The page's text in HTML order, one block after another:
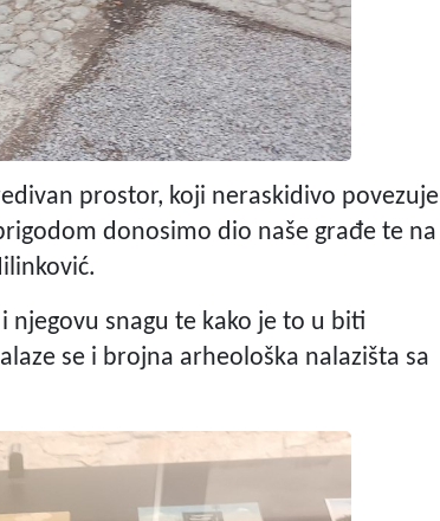
prostor, koji neraskidivo povezuje
donosimo dio naše građe te na
njegovu snagu te kako je to u biti
se i brojna arheološka nalazišta sa